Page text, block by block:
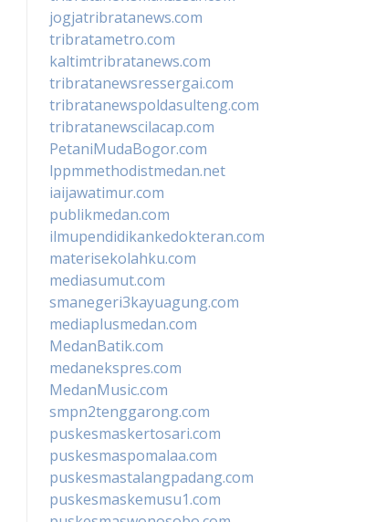
jogjatribratanews.com
tribratametro.com
kaltimtribratanews.com
tribratanewsressergai.com
tribratanewspoldasulteng.com
tribratanewscilacap.com
PetaniMudaBogor.com
lppmmethodistmedan.net
iaijawatimur.com
publikmedan.com
ilmupendidikankedokteran.com
materisekolahku.com
mediasumut.com
smanegeri3kayuagung.com
mediaplusmedan.com
MedanBatik.com
medanekspres.com
MedanMusic.com
smpn2tenggarong.com
puskesmaskertosari.com
puskesmaspomalaa.com
puskesmastalangpadang.com
puskesmaskemusu1.com